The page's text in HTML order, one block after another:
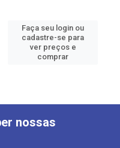
Faça seu login ou
cadastre-se para
ver preços e
comprar
nossas